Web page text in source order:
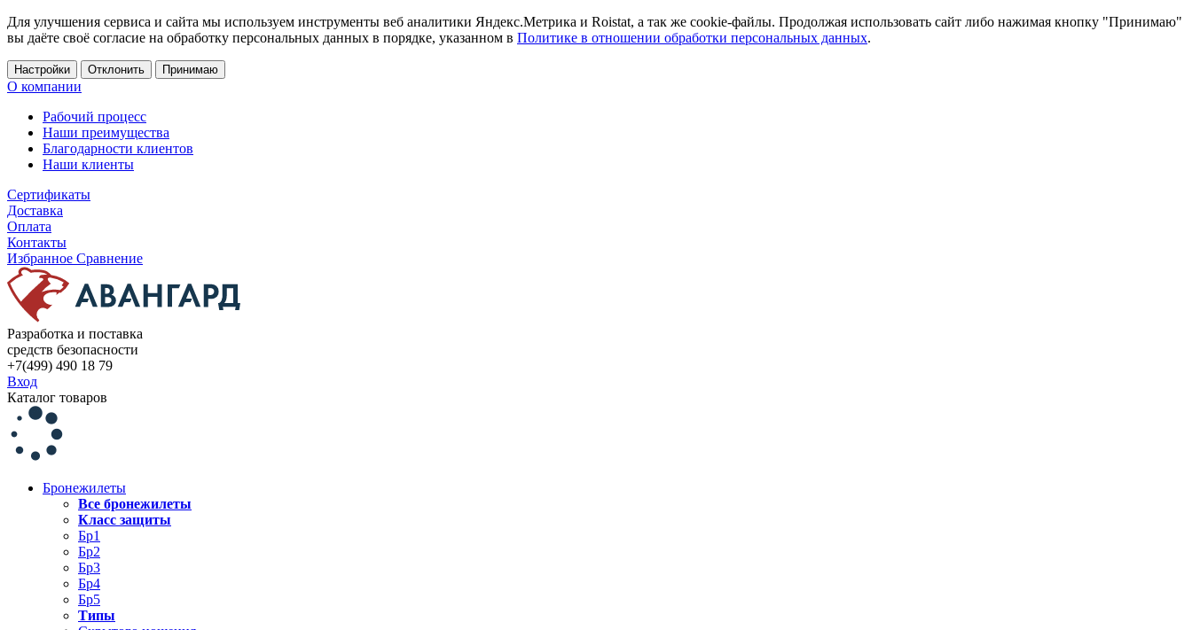
Для улучшения сервиса и сайта мы используем инструменты веб аналитики Яндекс.Метрика и Roistat, а так же cookie-файлы. Продолжая использовать сайт либо нажимая кнопку "Принимаю"
вы даёте своё согласие на обработку персональных данных в порядке, указанном в Политике в отношении обработки персональных данных.
Настройки Отклонить Принимаю
О компании
Рабочий процесс
Наши преимущества
Благодарности клиентов
Наши клиенты
Сертификаты
Доставка
Оплата
Контакты
Избранное Сравнение
Разработка и поставка
средств безопасности
+7(499) 490 18 79
Вход
Каталог товаров
Бронежилеты
Все бронежилеты
Класс защиты
Бр1
Бр2
Бр3
Бр4
Бр5
Типы